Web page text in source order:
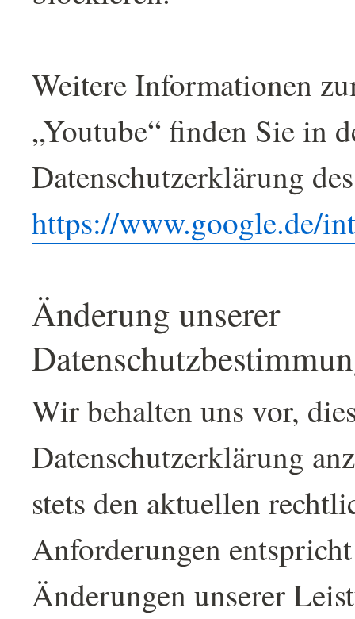
Weitere Informationen
„Youtube“ finden Sie in
Datenschutzerklärung
https://www.google.de/
Änderung unserer
Wir behalten uns vor,
Datenschutzerklärung
stets den aktuellen
Anforderungen
Änderungen unserer